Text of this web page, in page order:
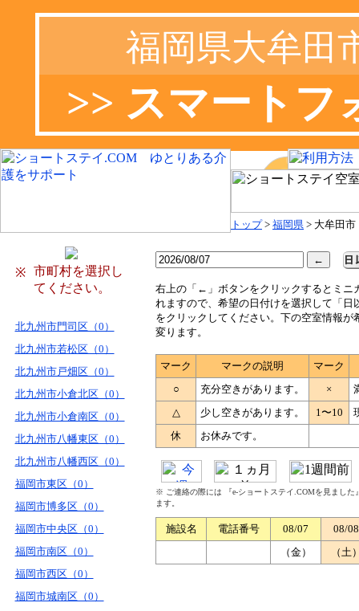
福岡県大牟田
>> スマートフ
トップ> 福岡県 > 大牟田市
※
市町村を選択し
てください。
北九州市門司区（0）
北九州市若松区（0）
北九州市戸畑区（0）
北九州市小倉北区（0）
北九州市小倉南区（0）
北九州市八幡東区（0）
北九州市八幡西区（0）
福岡市東区（0）
福岡市博多区（0）
福岡市中央区（0）
福岡市南区（0）
福岡市西区（0）
福岡市城南区（0）
右 上の「←」ボタンをクリックするとミニ
れますので、希望の日付けを選択して「日
をクリックしてください。下の空室情報が
変ります。
マーク マークの説明
マーク
○
充分空きがあります。 ×
△
少し空きがあります。 1〜10
休
お休みです。
※ ご連絡の際には 『e-ショートステイ.COMを見まし
ます。
施設名 電話番号 08/07
08/08
（金）
（土